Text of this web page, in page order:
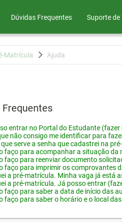
Dúvidas Frequentes Suporte de
Matrícula Ajuda
Frequentes
entrar no Portal do Estudante
não consigo me identificar para
serve a senha que cadastrei na
faço para acompanhar a situação da
faço para reenviar documento
faço para imprimir os comprovantes
a pré-matrícula. Minha vaga já está
a pré-matrícula. Já posso entrar
faço para saber a data de início das
faço para saber o horário e o local